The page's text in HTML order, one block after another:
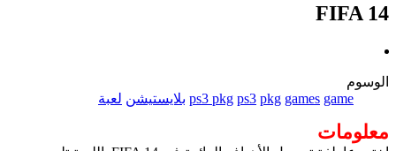
FIFA 14
الوسوم
game
games
pkg
ps3
ps3 pkg بلايستيشن لعبة
معلومات